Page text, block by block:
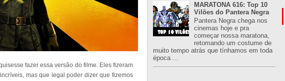
fazer essa versão do filme. Eles fizeram
mas que legal poder dizer que fizemos
MARATONA 616: Top 10
Vilões do Pantera Negra
Pantera Negra chega nos
cinemas hoje e pra
começar nossa maratona,
retomando um costume de
muito tempo atrás que tínhamos em toda
época ...